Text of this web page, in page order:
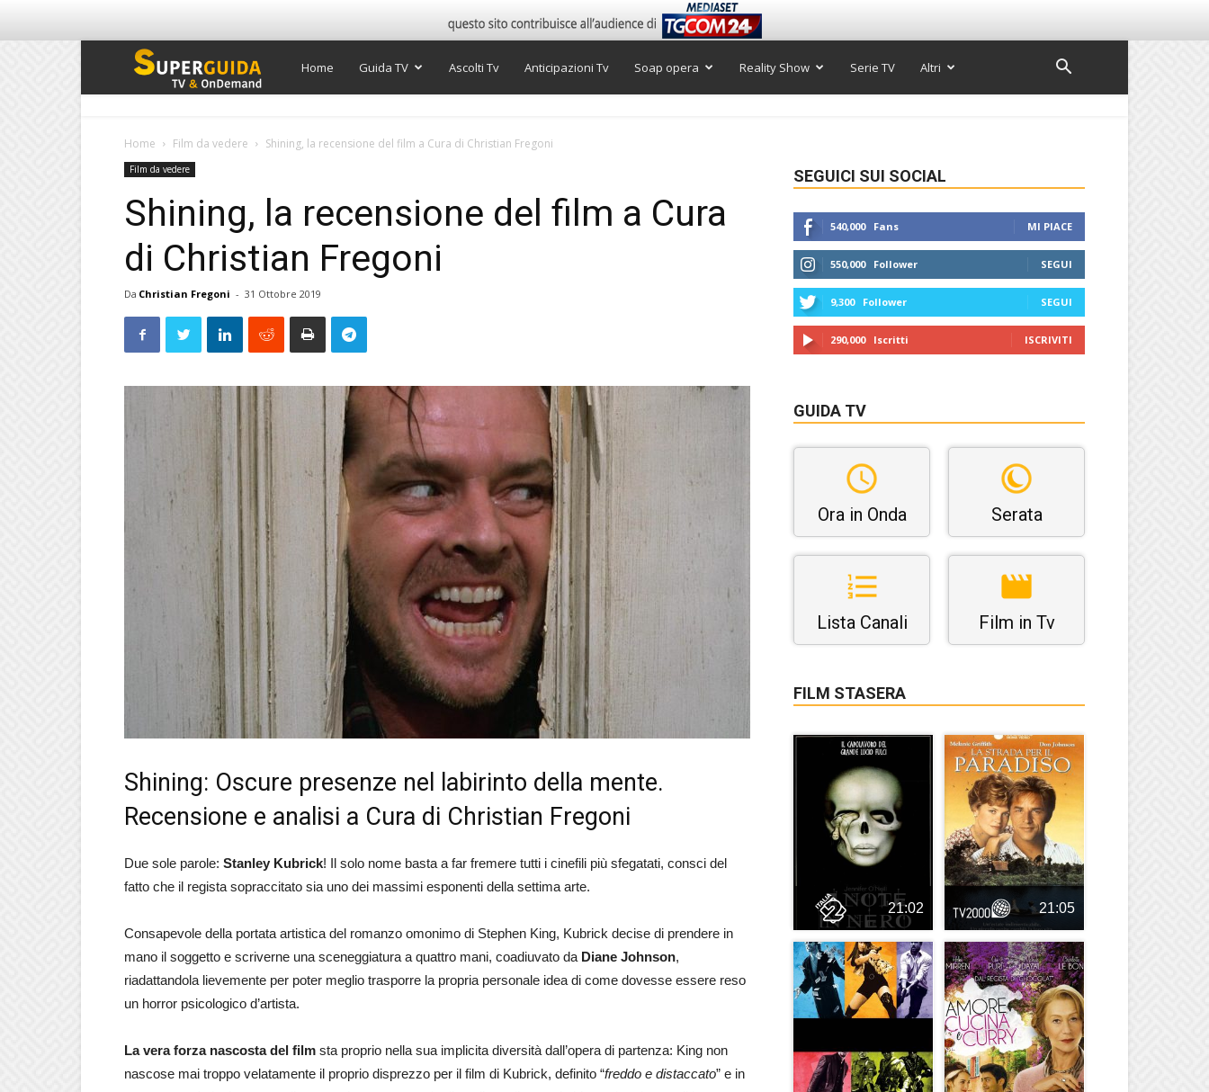
Super
Home Guida TV Ascolti Tv Anticipazioni Tv Soap opera Reality Show Serie TV Altri
Home Film da vedere Shining, la recensione del film a Cura di Christian Fregoni
Film da vedere
Shining, la recensione del film a Cura
di Christian Fregoni
Da Christian Fregoni - 31 Ottobre 2019
Shining: Oscure presenze nel labirinto della mente.
Recensione e analisi a Cura di Christian Fregoni
Due sole parole: Stanley Kubrick! Il solo nome basta a far fremere tutti i cinefili più sfegatati, consci del
fatto che il regista sopraccitato sia uno dei massimi esponenti della settima arte.
Consapevole della portata artistica del romanzo omonimo di Stephen King, Kubrick decise di prendere in
mano il soggetto e scriverne una sceneggiatura a quattro mani, coadiuvato da Diane Johnson,
riadattandola lievemente per poter meglio trasporre la propria personale idea di come dovesse essere reso
un horror psicologico d’artista.
La vera forza nascosta del film sta proprio nella sua implicita diversità dall’opera di partenza: King non
nascose mai troppo velatamente il proprio disprezzo per il film di Kubrick, definito “freddo e distaccato” e in
SEGUICI SUI SOCIAL
540,000 Fans MI PIACE
550,000 Follower SEGUI
9,300 Follower SEGUI
290,000 Iscritti ISCRIVITI
GUIDA TV
Ora in Onda Serata
Lista Canali Film in Tv
FILM STASERA
21:02 21:05